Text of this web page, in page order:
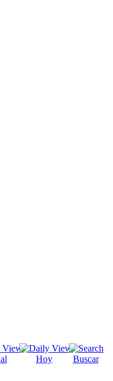
Hoy Buscar